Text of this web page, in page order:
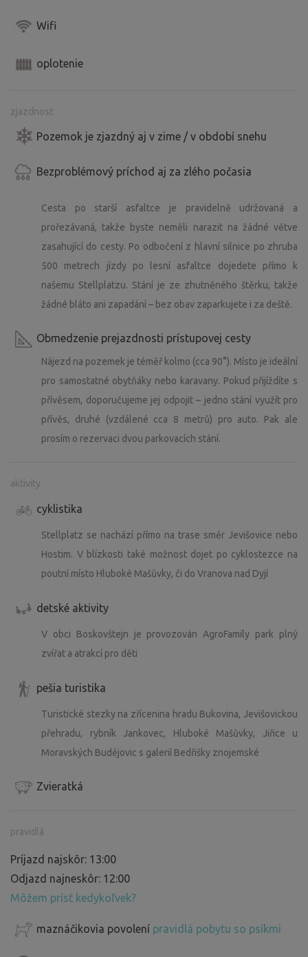
Wifi
oplotenie
zjazdnosť
Pozemok je zjazdný aj v zime / v období snehu
Bezproblémový príchod aj za zlého počasia
Cesta po starší asfaltce je pravidelně udržovaná a
prořezávaná, takže byste neměli narazit na žádné větve
zasahující do cesty. Po odbočení z hlavní silnice po zhruba
500 metrech jízdy po lesní asfaltce dojedete přímo k
našemu Stellplatzu. Stání je ze zhutněného štěrku, takže
žádné bláto ani zapadání – bez obav zaparkujete i za deště.
Obmedzenie prejazdnosti prístupovej cesty
Nájezd na pozemek je téměř kolmo (cca 90°). Místo je ideální
pro samostatné obytňáky nebo karavany. Pokud přijíždíte s
přívěsem, doporučujeme jej odpojit – jedno stání využít pro
přívěs, druhé (vzdálené cca 8 metrů) pro auto. Pak ale
prosím o rezervaci dvou parkovacích stání.
aktivity
cyklistika
Stellplatz se nachází přímo na trase směr Jevišovice nebo
Hostim. V blízkosti také možnost dojet po cyklostezce na
poutní místo Hluboké Mašůvky, či do Vranova nad Dyjí
detské aktivity
V obci Boskovštejn je provozován AgroFamily park plný
zvířat a atrakcí pro děti
pešia turistika
Turistické stezky na zřícenina hradu Bukovina, Jevišovickou
přehradu, rybník Jankovec, Hluboké Mašůvky, Jiřice u
Moravských Budějovic s galerií Bedřišky znojemské
Zvieratká
pravidlá
Príjazd najskôr: 13:00
Odjazd najneskôr: 12:00
Môžem prísť kedykoľvek?
maznáčikovia povolení pravidlá pobytu so psíkmi